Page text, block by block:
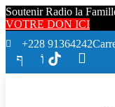
Soutenir Radio la
VOTRE DON ICI
+228 91364242